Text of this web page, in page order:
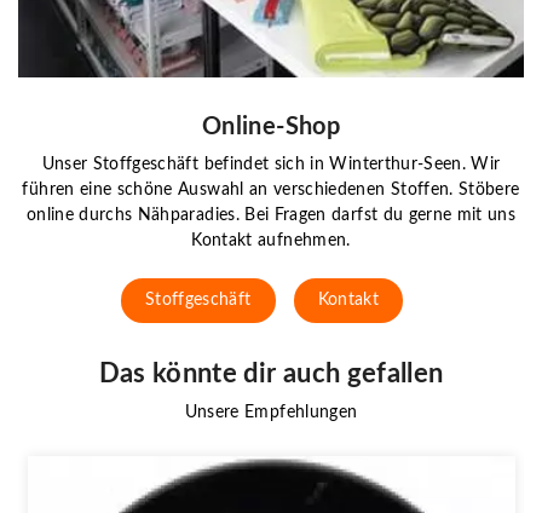
Online-Shop
Unser Stoffgeschäft befindet sich in Winterthur-Seen. Wir
führen eine schöne Auswahl an verschiedenen Stoffen. Stöbere
online durchs Nähparadies. Bei Fragen darfst du gerne mit uns
Kontakt aufnehmen.
Stoffgeschäft Kontakt
Das könnte dir auch gefallen
Unsere Empfehlungen